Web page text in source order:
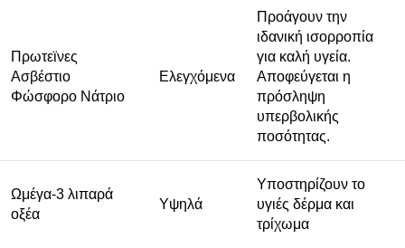
Πρωτεϊνες
Ασβέστιο
Φώσφορο Νάτριο
Ελεγχόμενα
Προάγουν την
ιδανική ισορροπία
για καλή υγεία.
Αποφεύγεται η
πρόσληψη
υπερβολικής
ποσότητας.
Ωμέγα-3 λιπαρά
οξέα
Υψηλά
Υποστηρίζουν το
υγιές δέρμα και
τρίχωμα